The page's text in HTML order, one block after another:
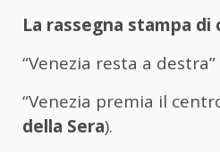
La rassegna stampa di
“Venezia resta a destra”
“Venezia premia il
della Sera).